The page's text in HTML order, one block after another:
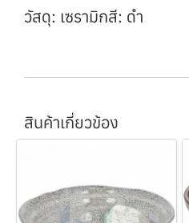
วัสดุ: เซรามิกสี: ดำ
สินค้าเกี่ยวข้อง